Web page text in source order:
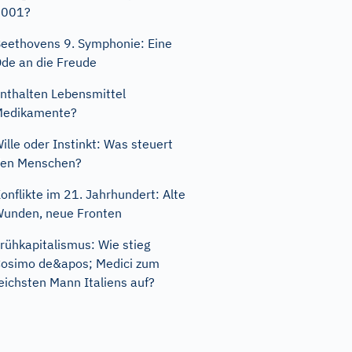
9. Symphonie: Eine
an die Freude
Lebensmittel
oder Instinkt: Was steuert
Menschen?
im 21. Jahrhundert: Alte
neue Fronten
Wie stieg
de&apos; Medici zum
Mann Italiens auf?